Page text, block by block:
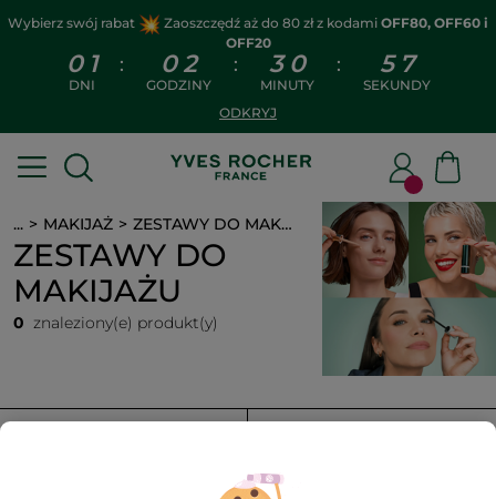
Wybierz swój rabat Zaoszczędź aż do 80 zł z kodami OFF80, OFF60 i
OFF20
0 1
DNI
: 0 2
GODZINY
: 3 0
MINUTY
: 5 7
SEKUNDY
ODKRYJ
... MAKIJAŻ ZESTAWY DO MAKIJAŻU
ZESTAWY DO
MAKIJAŻU
0 znaleziony(e) produkt(y)